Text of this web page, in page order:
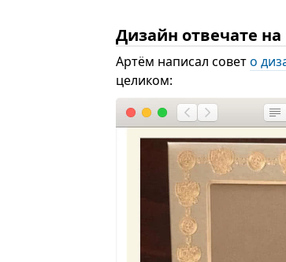
Дизайн отвечате на
Артём написал совето
целиком: